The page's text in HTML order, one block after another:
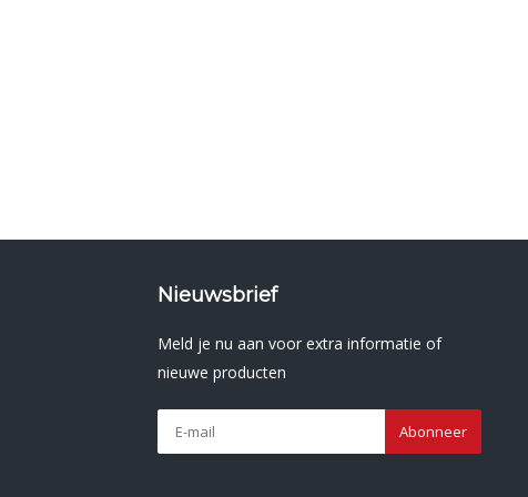
Nieuwsbrief
Meld je nu aan voor extra informatie of
nieuwe producten
Abonneer